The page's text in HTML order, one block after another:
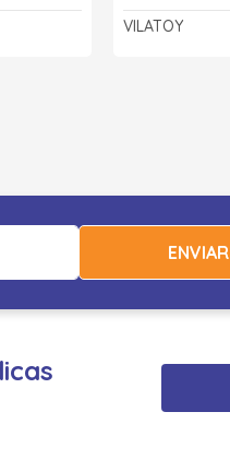
VILATOY
ENVIAR